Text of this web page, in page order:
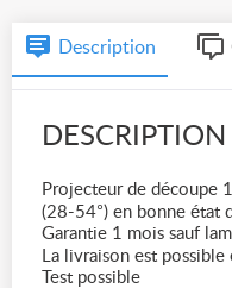
Description
DESCRIPTION
Projecteur de découpe
(28-54°) en bonne état
Garantie 1 mois sauf
La livraison est possible
Test possible